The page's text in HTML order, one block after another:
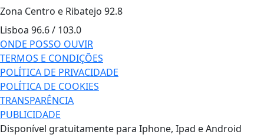
Zona Centro e Ribatejo 92.8
Lisboa 96.6 / 103.0
ONDE POSSO OUVIR
TERMOS E CONDIÇÕES
POLÍTICA DE PRIVACIDADE
POLÍTICA DE COOKIES
TRANSPARÊNCIA
PUBLICIDADE
Disponível gratuitamente para Iphone, Ipad e Android